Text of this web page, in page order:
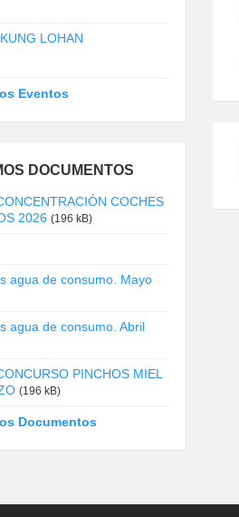
LOHAN
Eventos
DOCUMENTOS
COCHES
2026 (196 kB)
agua de consumo. Mayo
agua de consumo. Abril
PINCHOS MIEL
(196 kB)
Documentos